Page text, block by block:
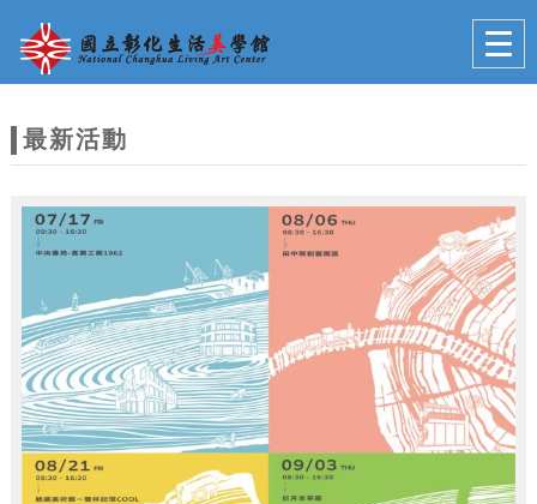
網
站
題
最新活動